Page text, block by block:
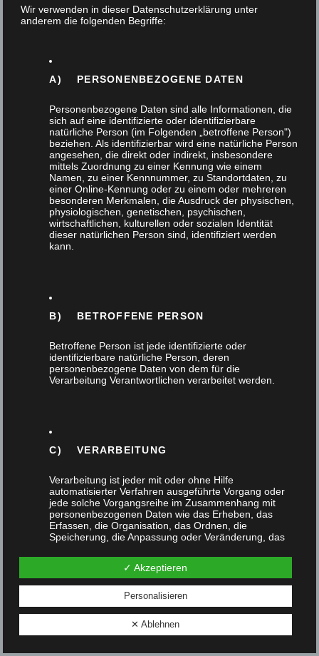
Diesen Text des Hauptgeschäftsführers der
25 Jahre Tischlerei David Müller
1. April 2020
dem 1. April 1995 führt David Müller die Tischlerei
im Fahner Weg 18…
Wir verwenden in dieser Datenschutzerklärung unter
anderem die folgenden Begriffe:
A) PERSONENBEZOGENE DATEN
Personenbezogene Daten sind alle Informationen, die
sich auf eine identifizierte oder identifizierbare
natürliche Person (im Folgenden „betroffene Person")
beziehen. Als identifizierbar wird eine natürliche Person
angesehen, die direkt oder indirekt, insbesondere
mittels Zuordnung zu einer Kennung wie einem
Namen, zu einer Kennnummer, zu Standortdaten, zu
einer Online-Kennung oder zu einem oder mehreren
besonderen Merkmalen, die Ausdruck der physischen,
physiologischen, genetischen, psychischen,
wirtschaftlichen, kulturellen oder sozialen Identität
dieser natürlichen Person sind, identifiziert werden
kann.
B) BETROFFENE PERSON
Betroffene Person ist jede identifizierte oder
identifizierbare natürliche Person, deren
personenbezogene Daten von dem für die
Verarbeitung Verantwortlichen verarbeitet werden.
C) VERARBEITUNG
Verarbeitung ist jeder mit oder ohne Hilfe
automatisierter Verfahren ausgeführte Vorgang oder
jede solche Vorgangsreihe im Zusammenhang mit
personenbezogenen Daten wie das Erheben, das
Erfassen, die Organisation, das Ordnen, die
Speicherung, die Anpassung oder Veränderung, das
Offenlegung durch Übermittlung, Verbreitung oder eine
andere Form der Bereitstellung, den Abgleich oder die
✓ Akzeptieren
Personalisieren
✕ Ablehnen